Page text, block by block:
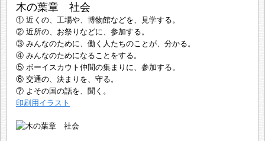
木の葉章 社会
① 近くの、工場や、博物館などを、見学する。
② 近所の、お祭りなどに、参加する。
③ みんなのために、働く人たちのことが、分かる。
④ みんなのためになることをする。
⑤ ボーイスカウト仲間の集まりに、参加する。
⑥ 交通の、決まりを、守る。
⑦ よその国の話を、聞く。
印刷用イラスト